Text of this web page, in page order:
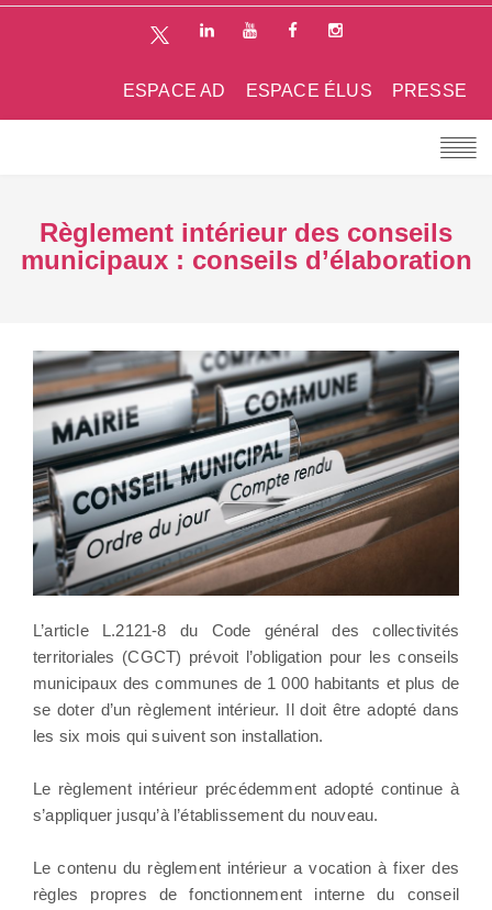
PRESSE
ESPACE ÉLUS
ESPACE AD
Règlement intérieur des conseils
municipaux : conseils d’élaboration
L’article L.2121-8 du Code général des collectivités
territoriales (CGCT) prévoit l’obligation pour les conseils
municipaux des communes de 1 000 habitants et plus de
se doter d’un règlement intérieur. Il doit être adopté dans
les six mois qui suivent son installation.
Le règlement intérieur précédemment adopté continue à
s’appliquer jusqu’à l’établissement du nouveau.
Le contenu du règlement intérieur a vocation à fixer des
règles propres de fonctionnement interne du conseil